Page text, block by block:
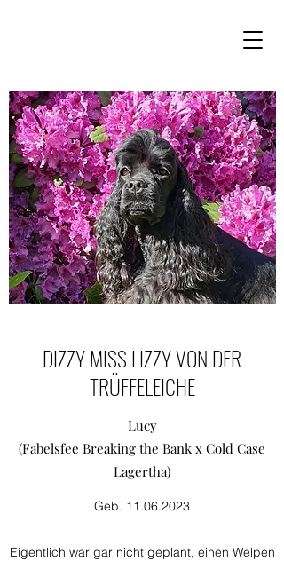
DIZZY MISS LIZZY VON DER
TRÜFFELEICHE
Lucy
(Fabelsfee Breaking the Bank x Cold Case
Lagertha)
Geb. 11.06.2023
Eigentlich war gar nicht geplant, einen Welpen